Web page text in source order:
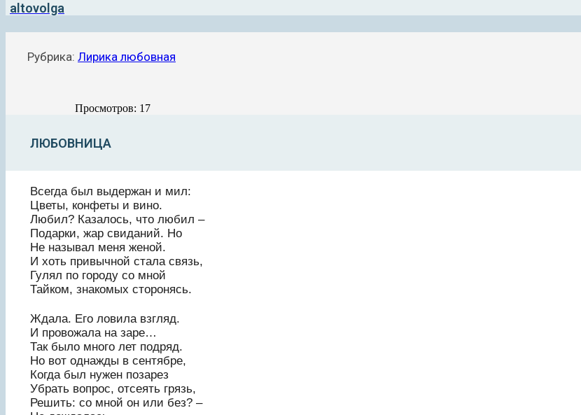
altovolga
Рубрика: Лирика любовная
Просмотров: 17
ЛЮБОВНИЦА
Всегда был выдержан и мил:
Цветы, конфеты и вино.
Любил? Казалось, что любил –
Подарки, жар свиданий. Но
Не называл меня женой.
И хоть привычной стала связь,
Гулял по городу со мной
Тайком, знакомых сторонясь.
Ждала. Его ловила взгляд.
И провожала на заре…
Так было много лет подряд.
Но вот однажды в сентябре,
Когда был нужен позарез
Убрать вопрос, отсеять грязь,
Решить: со мной он или без? –